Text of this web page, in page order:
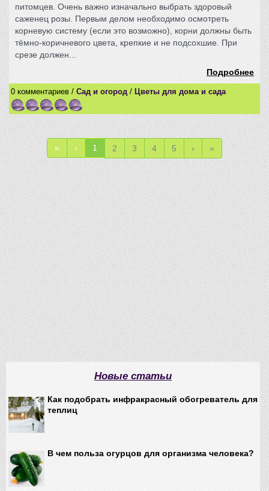
питомцев. Очень важно изначально выбрать здоровый
саженец розы. Первым делом необходимо осмотреть
корневую систему (если это возможно), корни должны быть
тёмно-коричневого цвета, крепкие и не подсохшие. При
срезе должен...
Подробнее
0 комментариев / Сад и огород / Цветы для дома и сада
« ‹ 1 2 3 4 5 › »
Новые статьи
Как подобрать инфракрасный обогреватель для
теплиц
В чем польза огурцов для организма человека?